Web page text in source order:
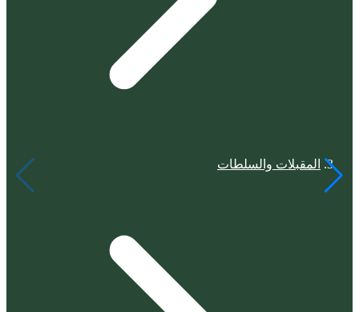
المقبلات والسلطات